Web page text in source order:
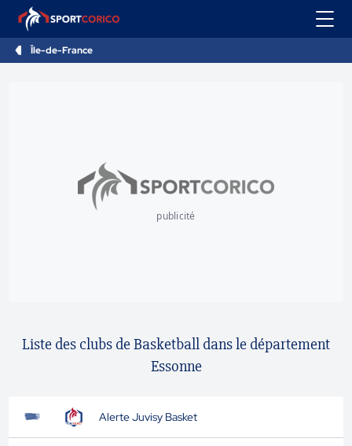
Île-de-France
publicité
Liste des clubs de Basketball dans le département
Essonne
Alerte Juvisy Basket